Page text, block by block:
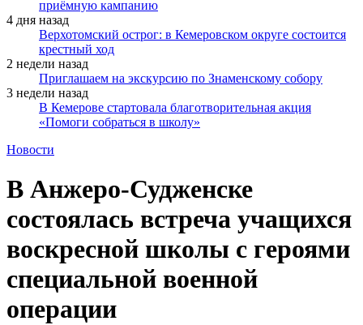
приёмную кампанию
4 дня назад
Верхотомский острог: в Кемеровском округе состоится
крестный ход
2 недели назад
Приглашаем на экскурсию по Знаменскому собору
3 недели назад
В Кемерове стартовала благотворительная акция
«Помоги собраться в школу»
Новости
В Анжеро-Судженске
состоялась встреча учащихся
воскресной школы с героями
специальной военной
операции